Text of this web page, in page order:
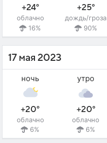
+24°
облачно
16%
+25°
дождь/гроза
90%
17 мая 2023
ночь
+20°
облачно
6%
утро
+20°
облачно
6%